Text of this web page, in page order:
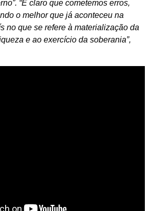
“É claro que cometemos erros,
o melhor que já aconteceu na
no que se refere à materialização da
e ao exercício da soberania”,